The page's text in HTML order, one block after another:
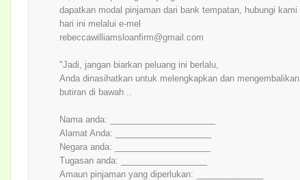
dapatkan modal pinjaman dari bank tempatan, hubungi kami
hari ini melalui e-mel
rebeccawilliamsloanfirm@gmail.com
"Jadi, jangan biarkan peluang ini berlalu,
Anda dinasihatkan untuk melengkapkan dan mengembalikan
butiran di bawah ..
Nama anda: ______________________
Alamat Anda: ____________________
Negara anda: ____________________
Tugasan anda: __________________
Amaun pinjaman yang diperlukan: ______________